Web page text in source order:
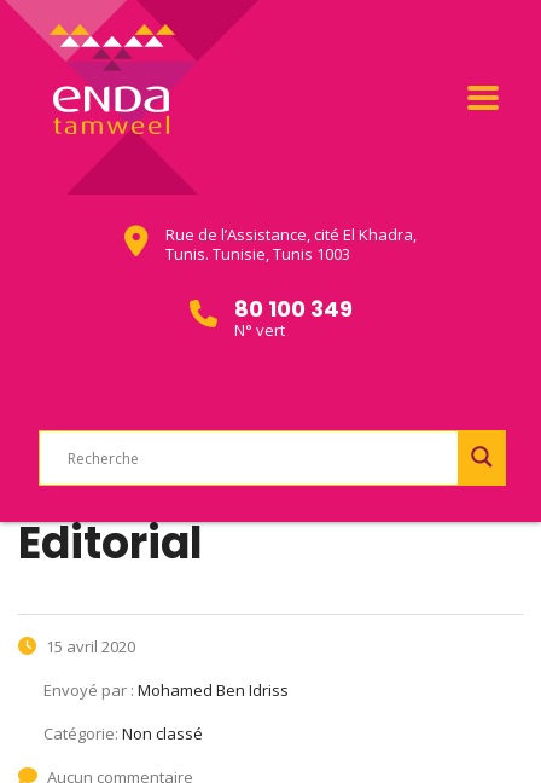
Rue de l’Assistance, cité El Khadra,
Tunis. Tunisie, Tunis 1003
80 100 349
N° vert
Editorial
15 avril 2020
Envoyé par : Mohamed Ben Idriss
Catégorie: Non classé
Aucun commentaire